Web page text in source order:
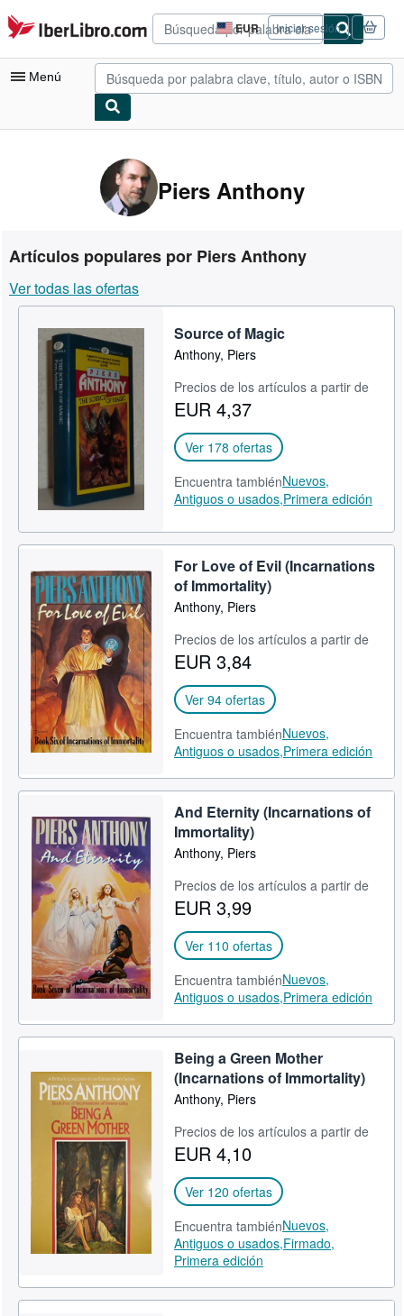
Pasar al contenido principal
IberLibro.com EUR
Preferencias
de
compra
del
Iniciar sesión
Menú
Consultar mis pedidos
Búsqueda avanzada
Libros antiguos
Arte y coleccionismo
Vendedores
Comenzar a vender
CERRAR
Piers Anthony
Artículos populares por Piers Anthony
Ver todas las ofertas
Source of Magic
Anthony, Piers
Precios de los artículos a partir de
EUR 4,37
Ver 178 ofertas
Encuentra tambiénNuevos,
Antiguos o usados,Primera edición
For Love of Evil (Incarnations
of Immortality)
Anthony, Piers
Precios de los artículos a partir de
EUR 3,84
Ver 94 ofertas
Encuentra tambiénNuevos,
Antiguos o usados,Primera edición
And Eternity (Incarnations of
Immortality)
Anthony, Piers
Precios de los artículos a partir de
EUR 3,99
Ver 110 ofertas
Encuentra tambiénNuevos,
Antiguos o usados,Primera edición
Being a Green Mother
(Incarnations of Immortality)
Anthony, Piers
Precios de los artículos a partir de
EUR 4,10
Ver 120 ofertas
Encuentra tambiénNuevos,
Antiguos o usados,Firmado,
Primera edición